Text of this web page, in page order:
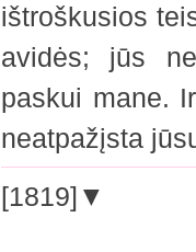
ištroškusios
avidės; jūs
paskui mane.
neatpažįsta
[1819]▼